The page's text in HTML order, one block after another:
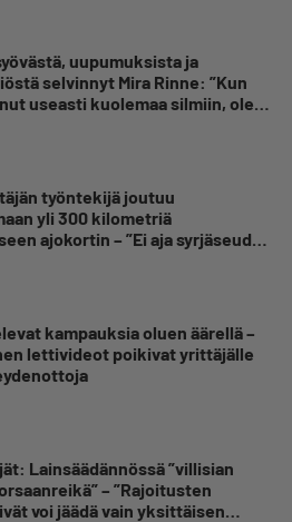
uupumuksista ja
selvinnyt Mira Rinne: ”Kun
useasti kuolemaa silmiin, olen
työntekijä joutuu
yli 300 kilometriä
ajokortin – ”Ei aja syrjäseudun
kampauksia oluen äärellä –
lettivideot poikivat yrittäjälle
Lainsäädännössä ”villisian
– ”Rajoitusten
voi jäädä vain yksittäisen